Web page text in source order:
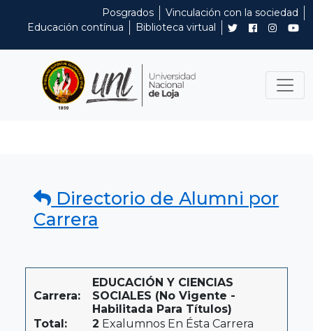
Posgrados
Vinculación con la sociedad
Educación contínua
Biblioteca virtual
Directorio de Alumni por
Carrera
Carrera:
EDUCACIÓN Y CIENCIAS
SOCIALES (No Vigente -
Habilitada Para Títulos)
Total:
2 Exalumnos En Ésta Carrera